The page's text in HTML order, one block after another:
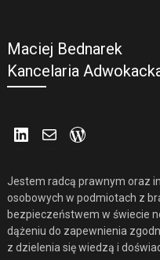
Maciej Bednarek
Kancelaria
LinkedIn
Mail
Jestem radcą prawnym oraz
osobowych w podmiotach z
bezpieczeństwem w świecie
dążeniu do zapewnienia
z dzielenia się wiedzą i